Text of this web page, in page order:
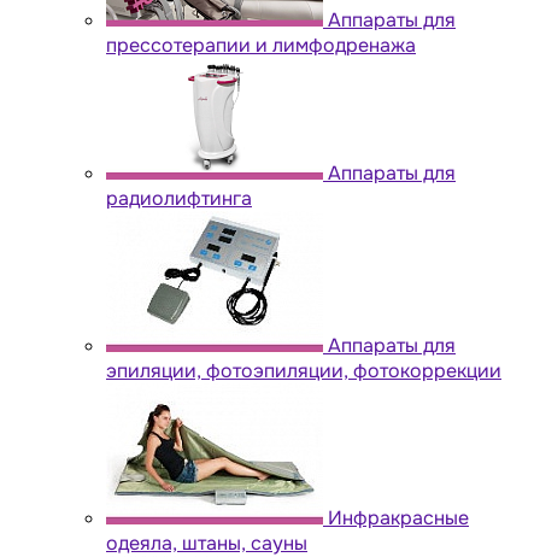
Аппараты для
прессотерапии и лимфодренажа
Аппараты для
радиолифтинга
Аппараты для
эпиляции, фотоэпиляции, фотокоррекции
Инфракрасные
одеяла, штаны, сауны